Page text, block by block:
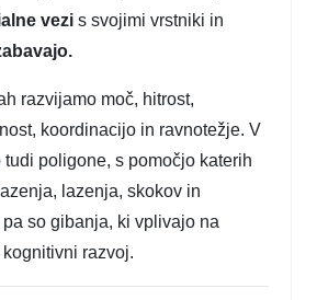
vezi s svojimi vrstniki in
razvijamo moč, hitrost,
koordinacijo in ravnotežje. V
poligone, s pomočjo katerih
lazenja, skokov in
so gibanja, ki vplivajo na
razvoj.